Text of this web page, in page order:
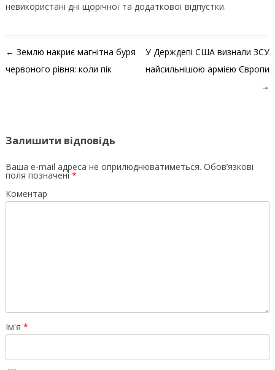
невикористані дні щорічної та додаткової відпустки.
Навігація по запису
← Землю накриє магнітна буря
червоного рівня: коли пік
У Держдепі США визнали ЗСУ
найсильнішою армією Європи
→
Залишити відповідь
Ваша e-mail адреса не оприлюднюватиметься. Обов’язкові
поля позначені *
Коментар
Ім'я *